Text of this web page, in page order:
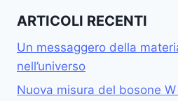
ARTICOLI RECENTI
Un messaggero della
nell’universo
Nuova misura del bosone